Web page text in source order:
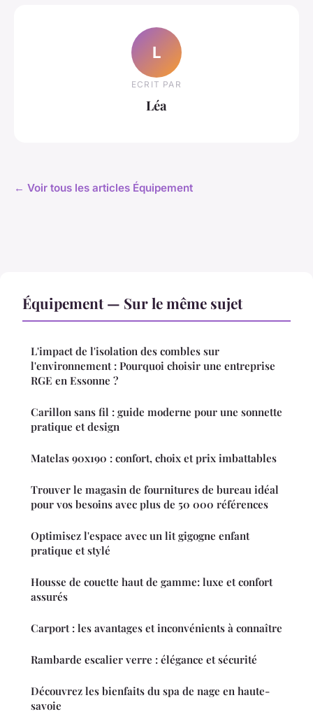
L
ECRIT PAR
Léa
← Voir tous les articles Équipement
Équipement — Sur le même sujet
L'impact de l'isolation des combles sur
l'environnement : Pourquoi choisir une entreprise
RGE en Essonne ?
Carillon sans fil : guide moderne pour une sonnette
pratique et design
Matelas 90x190 : confort, choix et prix imbattables
Trouver le magasin de fournitures de bureau idéal
pour vos besoins avec plus de 50 000 références
Optimisez l'espace avec un lit gigogne enfant
pratique et stylé
Housse de couette haut de gamme: luxe et confort
assurés
Carport : les avantages et inconvénients à connaître
Rambarde escalier verre : élégance et sécurité
Découvrez les bienfaits du spa de nage en haute-
savoie